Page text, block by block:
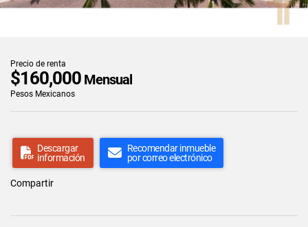
Precio de renta
$160,000 Mensual
Pesos Mexicanos
Descargar
información
Recomendar inmueble
por correo electrónico
Compartir